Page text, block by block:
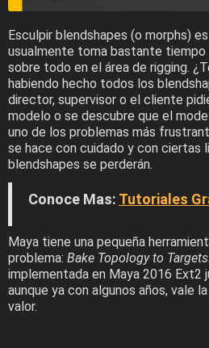
Esculpir blendshapes (o morphs)
usualmente toma bastante tiempo
sobre todo en el área de rigging.
habiendo hecho todos los
director, supervisor o el cliente
modelo o se descubre que el
uno de los problemas más
se hace con cuidado y con ciertas
blendshapes se perderán.
Conoce Mas: Tutoriales
Maya tiene una pequeña
problema: Bake Topology to Targets
implementada en Maya 2016 Ext2
aunque ya con algunos años, vale
valor.